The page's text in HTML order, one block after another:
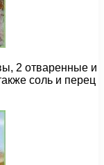
2 отваренные и
соль и перец